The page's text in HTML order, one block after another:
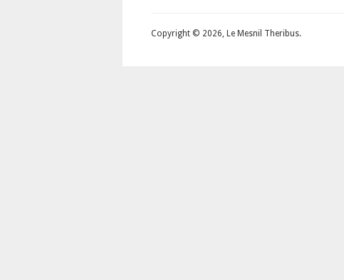
Copyright © 2026, Le Mesnil Theribus.